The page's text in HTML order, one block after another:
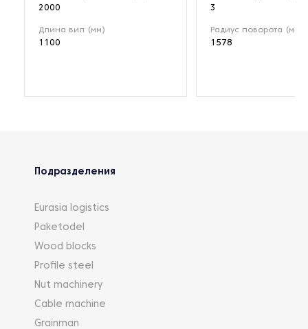
2000
Длина вил (мм)
1100
3
Радиус поворота (мм)
1578
Подразделения
Eurasia logistics
Paketodel
Wood blocks
Profile steel
Nut machinery
Cable machine
Grainman